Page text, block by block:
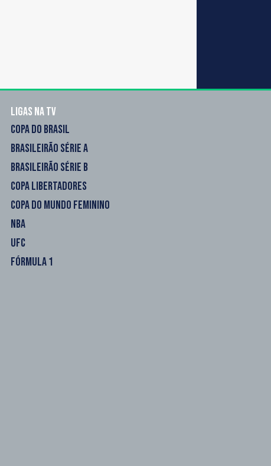
Ligas na TV
COPA DO BRASIL
BRASILEIRÃO SÉRIE A
BRASILEIRÃO SÉRIE B
COPA LIBERTADORES
COPA DO MUNDO FEMININO
NBA
UFC
FÓRMULA 1